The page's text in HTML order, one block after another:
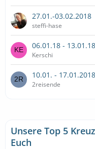
27.01.-03.02.2018
steffi-hase
06.01.18 - 13.01.18
Kerschi
10.01. - 17.01.2018
2reisende
Unsere Top 5
Euch